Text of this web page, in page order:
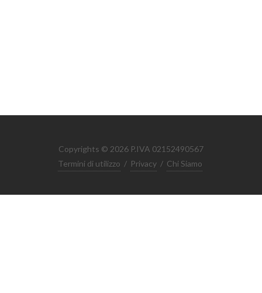
Copyrights © 2026 P.IVA 02152490567
Termini di utilizzo / Privacy / Chi Siamo